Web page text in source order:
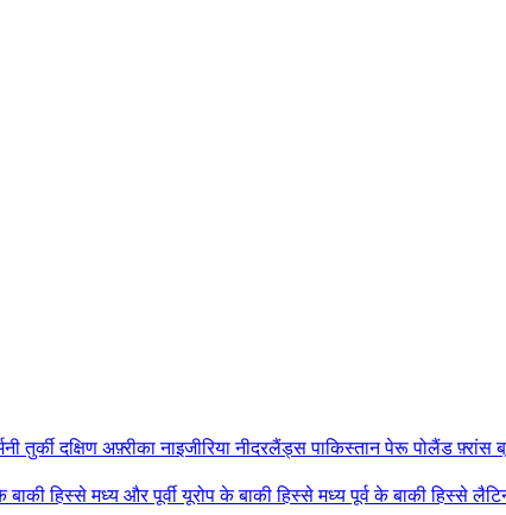
तुर्कीदक्षिण अफ़्रीकानाइजीरियानीदरलैंड्सपाकिस्तानपेरूपोलैंडफ़्रांस
बाकी हिस्सेमध्य और पूर्वी यूरोप के बाकी हिस्सेमध्य पूर्व के बाकी हिस्से